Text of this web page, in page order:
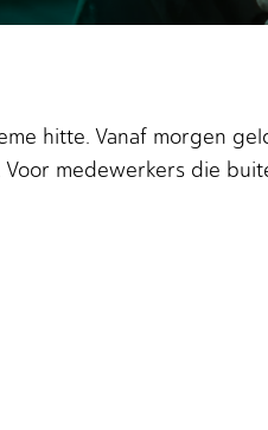
hitte. Vanaf morgen
medewerkers die